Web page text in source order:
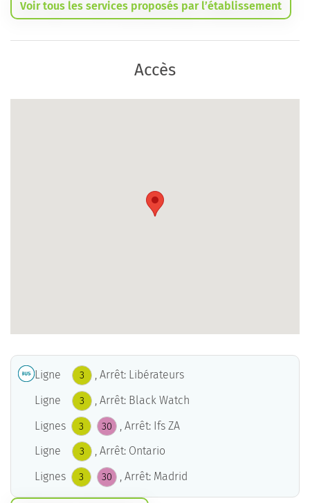
Voir tous les services proposés par l’établissement
Accès
Ligne 3
, Arrêt: Libérateurs
Ligne
3
, Arrêt: Black Watch
Lignes
3 30
, Arrêt: Ifs ZA
Ligne
3
, Arrêt: Ontario
Lignes
3 30 , Arrêt: Madrid